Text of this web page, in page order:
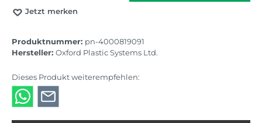
Jetzt merken
Produktnummer: pn-4000819091
Hersteller: Oxford Plastic Systems Ltd.
Dieses Produkt weiterempfehlen: